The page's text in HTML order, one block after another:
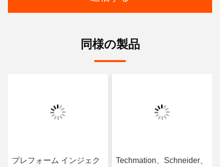
同様の製品
プレフォーム インジェク
Techmation、Schneider、